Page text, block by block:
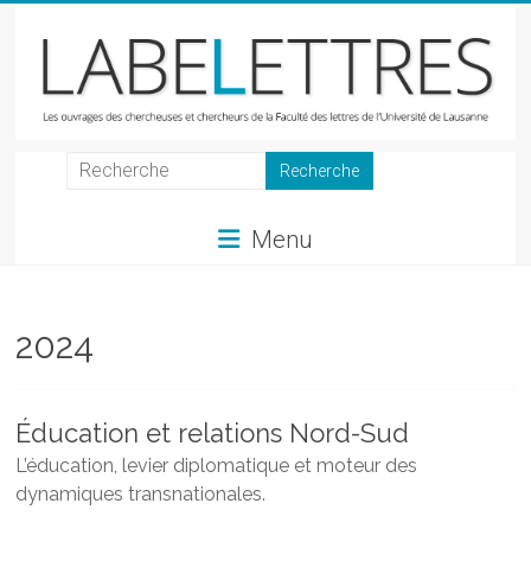
LabeLettres
chercheurs
la
Faculté
des
lettres
Menu
2024
Éducation et relations Nord-Sud
L’éducation, levier diplomatique et moteur des
dynamiques transnationales.